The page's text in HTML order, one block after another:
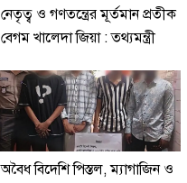
নেতৃত্ব ও গণতন্ত্রের মূর্তমান প্রতীক
বেগম খালেদা জিয়া : তথ্যমন্ত্রী
অবৈধ বিদেশি পিস্তল, ম্যাগাজিন ও